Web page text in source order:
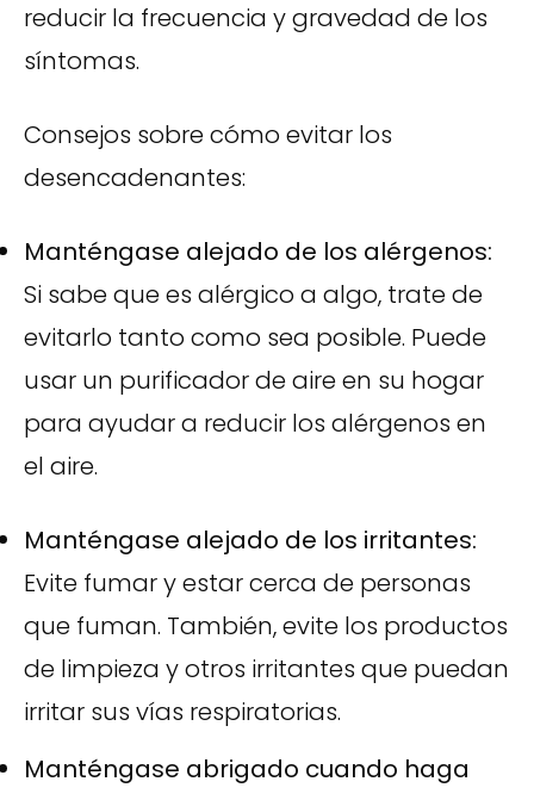
reducir la frecuencia y gravedad de los
síntomas.
Consejos sobre cómo evitar los
desencadenantes:
Manténgase alejado de los alérgenos:
Si sabe que es alérgico a algo, trate de
evitarlo tanto como sea posible. Puede
usar un purificador de aire en su hogar
para ayudar a reducir los alérgenos en
el aire.
Manténgase alejado de los irritantes:
Evite fumar y estar cerca de personas
que fuman. También, evite los productos
de limpieza y otros irritantes que puedan
irritar sus vías respiratorias.
Manténgase abrigado cuando haga